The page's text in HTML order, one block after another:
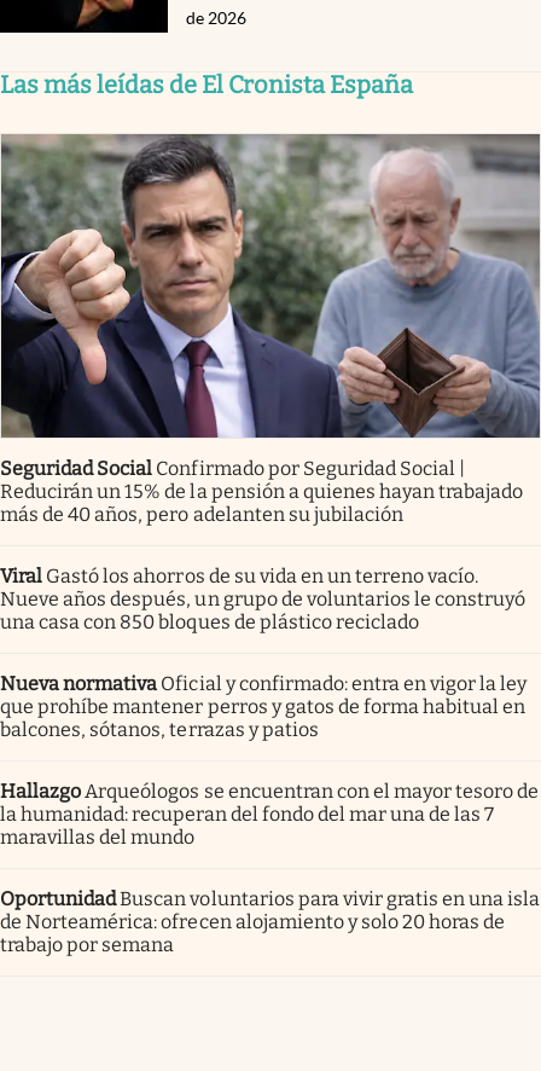
de 2026
Las más leídas de El Cronista España
Seguridad Social Confirmado por Seguridad Social |
Reducirán un 15% de la pensión a quienes hayan trabajado
más de 40 años, pero adelanten su jubilación
Viral Gastó los ahorros de su vida en un terreno vacío.
Nueve años después, un grupo de voluntarios le construyó
una casa con 850 bloques de plástico reciclado
Nueva normativa Oficial y confirmado: entra en vigor la ley
que prohíbe mantener perros y gatos de forma habitual en
balcones, sótanos, terrazas y patios
Hallazgo Arqueólogos se encuentran con el mayor tesoro de
la humanidad: recuperan del fondo del mar una de las 7
maravillas del mundo
OportunidadBuscan voluntarios para vivir gratis en una isla
de Norteamérica: ofrecen alojamiento y solo 20 horas de
trabajo por semana